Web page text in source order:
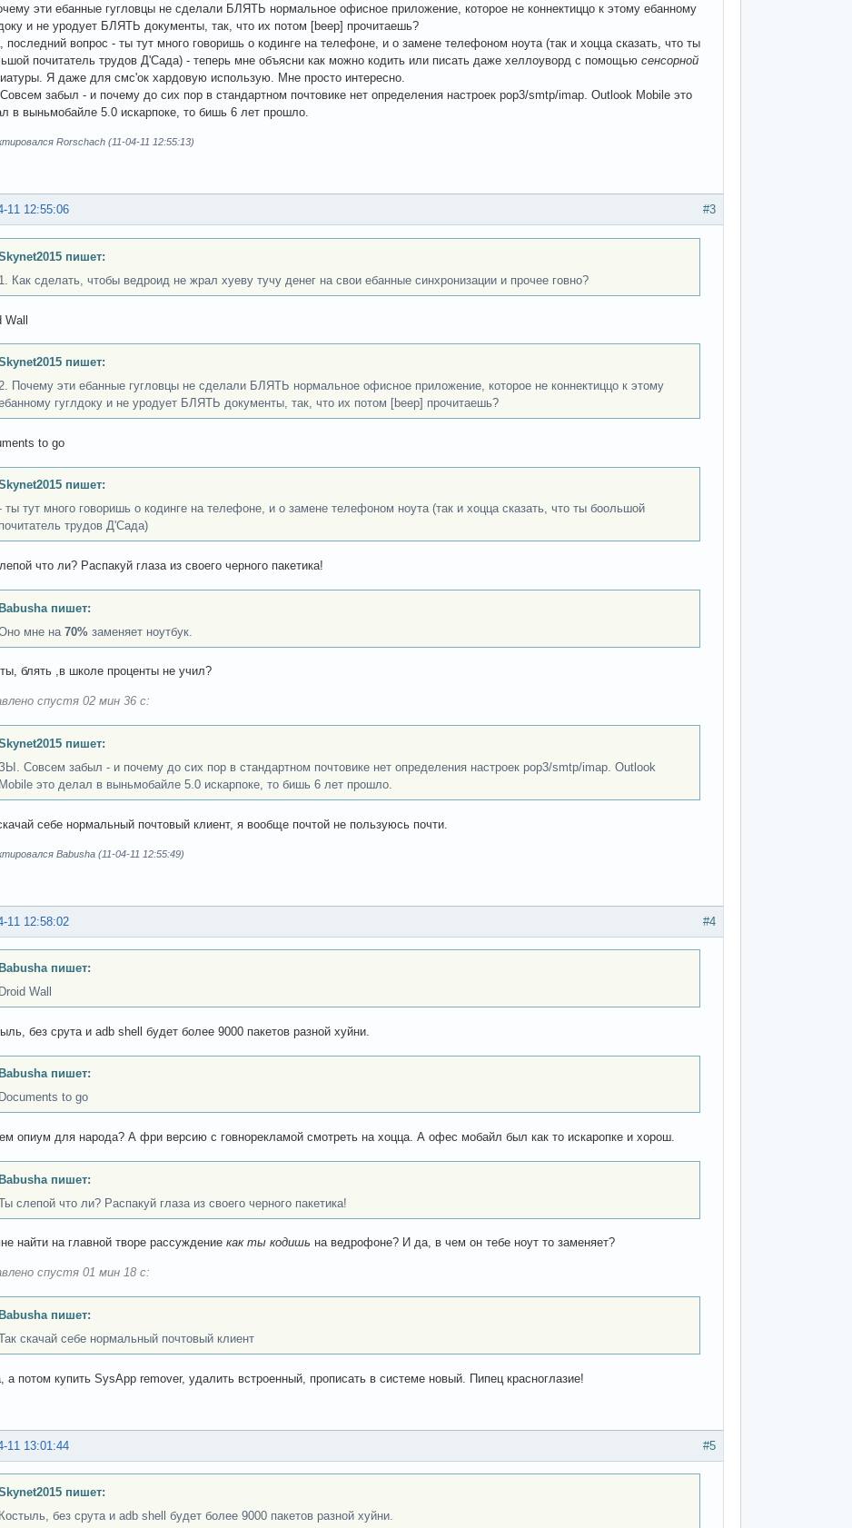
эти ебанные гугловцы не сделали БЛЯТЬ нормальное офисное приложение, которое не коннектиццо к этому ебанному
и не уродует БЛЯТЬ документы, так, что их потом [beep] прочитаешь?
последний вопрос - ты тут много говоришь о кодинге на телефоне, и о замене телефоном ноута (так и хоцца сказать, что ты
почитатель трудов Д'Сада) - теперь мне объясни как можно кодить или писать даже хеллоуворд с помощью сенсорной
Я даже для смс'ок хардовую использую. Мне просто интересно.
забыл - и почему до сих пор в стандартном почтовике нет определения настроек pop3/smtp/imap. Outlook Mobile это
в выньмобайле 5.0 искарпоке, то бишь 6 лет прошло.
Rorschach (11-04-11 12:55:13)
#3
11 12:55:06
пишет:
1. Как сделать, чтобы ведроид не жрал хуеву тучу денег на свои ебанные синхронизации и прочее говно?
Wall
пишет:
Почему эти ебанные гугловцы не сделали БЛЯТЬ нормальное офисное приложение, которое не коннектиццо к этому
гуглдоку и не уродует БЛЯТЬ документы, так, что их потом [beep] прочитаешь?
to go
пишет:
ты тут много говоришь о кодинге на телефоне, и о замене телефоном ноута (так и хоцца сказать, что ты боольшой
почитатель трудов Д'Сада)
что ли? Распакуй глаза из своего черного пакетика!
пишет:
мне на70%заменяет ноутбук.
блять ,в школе проценты не учил?
спустя 02 мин 36 с:
пишет:
Совсем забыл - и почему до сих пор в стандартном почтовике нет определения настроек pop3/smtp/imap. Outlook
Mobile это делал в выньмобайле 5.0 искарпоке, то бишь 6 лет прошло.
себе нормальный почтовый клиент, я вообще почтой не пользуюсь почти.
Babusha (11-04-11 12:55:49)
#4
11 12:58:02
Babusha пишет:
Droid Wall
без срута и adb shell будет более 9000 пакетов разной хуйни.
Babusha пишет:
Documents to go
опиум для народа? А фри версию с говнорекламой смотреть на хоцца. А офес мобайл был как то искаропке и хорош.
пишет:
слепой что ли? Распакуй глаза из своего черного пакетика!
найти на главной творе рассуждение как ты кодишь на ведрофоне? И да, в чем он тебе ноут то заменяет?
спустя 01 мин 18 с:
Babusha пишет:
скачай себе нормальный почтовый клиент
а потом купить SysApp remover, удалить встроенный, прописать в системе новый. Пипец красноглазие!
#5
11 13:01:44
пишет:
Костыль, без срута и adb shell будет более 9000 пакетов разной хуйни.